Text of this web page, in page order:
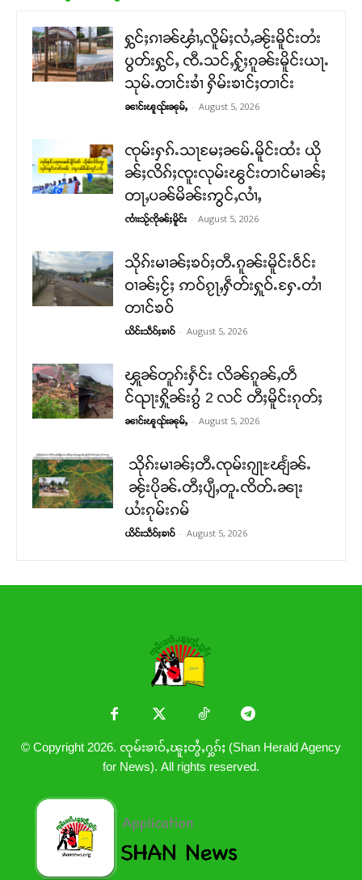
ႁွင်ႈၵၢၼ်ၾၢႆႇလိူမ်ႈလႆႇၼႂ်းမိူင်းတႆး
ပွတ်းႁွင်ႇ ၸီႉသင်ႇႁႂ်ႈၵူၼ်းမိူင်းယႃႉ
သုမ်ႉတၢင်းၶၢႆ ႁိမ်းၶၢင်ႈတၢင်း
ၼၢင်းၽူၺ်းၼုမ်ႇ - August 5, 2026
ၸုမ်းႁၵ်ႉသႃမႄႈၼမ်ႉမိူင်းထႆး ယို
ၼ်ႈလိၵ်ႈၸူးလုမ်းၽွင်းတၢင်မၢၼ်ႈ
တႃႇပၼ်မိၼ်းဢွင်ႇလၢႆႇ
ၸၢႆးသႂ်ၸိုၼ်ႈမိူင်း - August 5, 2026
သိုၵ်းမၢၼ်ႈၶဝ်ႈတီႉၵူၼ်းမိူင်းဝဵင်း
ဝၢၼ်ႈငႂ်ႈ ဢဝ်ၵႂႃႇႁဵတ်းႁူဝ်ႉႁႄႉတၢႆ
တၢင်ၶဝ်
ယိင်းသဵဝ်ႈၶၢဝ် - August 5, 2026
ၾူၼ်တူၵ်းႁႅင်း လိၼ်ၵူၼ်ႇတဵ
င်ၺႃးႁိူၼ်းၵွႆ 2 လင် တီႈမိူင်းၵုတ်ႈ
ၼၢင်းၽူၺ်းၼုမ်ႇ - August 5, 2026
သိုၵ်းမၢၼ်ႈတီႉၸုမ်းၵျႃႊၽျႅၼ်ႉ
ၼႂ်းပိုၼ်ႉတီႈပျီႇတူႉၸိတ်ႉၼႃး
ယႆးၵုမ်းၵမ်
ယိင်းသဵဝ်ႈၶၢဝ် - August 5, 2026
© Copyright 2026. ၸုမ်းၶၢဝ်ႇၽူႈတွႆႇႁွၵ်ႈ (Shan Herald Agency
for News). All rights reserved.